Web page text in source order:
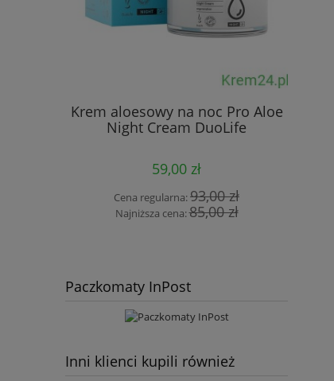
Krem aloesowy na noc Pro Aloe
Night Cream DuoLife
59,00 zł
Cena regularna:93,00 zł
Najniższa cena:85,00 zł
Paczkomaty InPost
Inni klienci kupili również